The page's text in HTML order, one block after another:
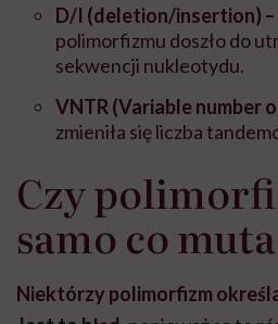
D/I (deletion/insertion) –
polimorfizmu doszło do
sekwencji nukleotydu.
VNTR (Variable number
zmieniła się liczba
Czy
samo co
Niektórzy polimorfizm